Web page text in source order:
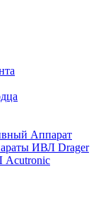
Аппарат
ИВЛ Drager
Acutronic